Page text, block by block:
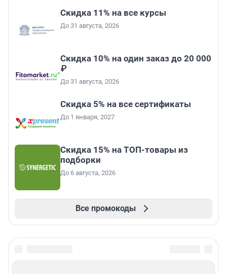
Скидка 11% на все курсы
До 31 августа, 2026
Скидка 10% на один заказ до 20 000
₽
До 31 августа, 2026
Скидка 5% на все сертификаты
До 1 января, 2027
Скидка 15% на ТОП-товары из
подборки
До 6 августа, 2026
Все промокоды